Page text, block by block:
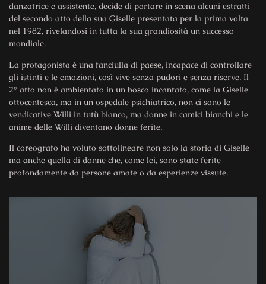
danzatrice e assistente, decide di portare in scena alcuni estratti
del secondo atto della sua Giselle presentata per la prima volta
nel 1982, rivelandosi in tutta la sua grandiosità un successo
mondiale.
La protagonista è una fanciulla di paese, incapace di controllare
gli istinti e le emozioni, così vive senza pudori e senza riserve. Il
2° atto non è ambientato in un bosco incantato, come la Giselle
ottocentesca, ma in un ospedale psichiatrico, non ci sono le
vendicative Willi in tutù bianco, ma donne in camici bianchi e le
anime delle Willi diventano donne ferite.
Il coreografo ha voluto sottolineare non solo la storia di Giselle
ma anche quella di donne che, come lei, sono state ferite
profondamente da persone amate o da esperienze vissute.